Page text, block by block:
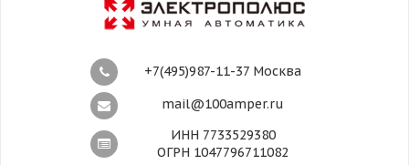
+7(495)987-11-37 Москва
mail@100amper.ru
ИНН 7733529380
ОГРН 1047796711082